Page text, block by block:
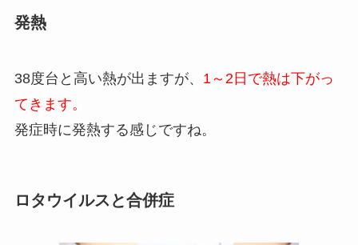
発熱
38度台と高い熱が出ますが、 1～2日で熱は下がっ
てきます。
発症時に発熱する感じですね。
ロタウイルスと合併症